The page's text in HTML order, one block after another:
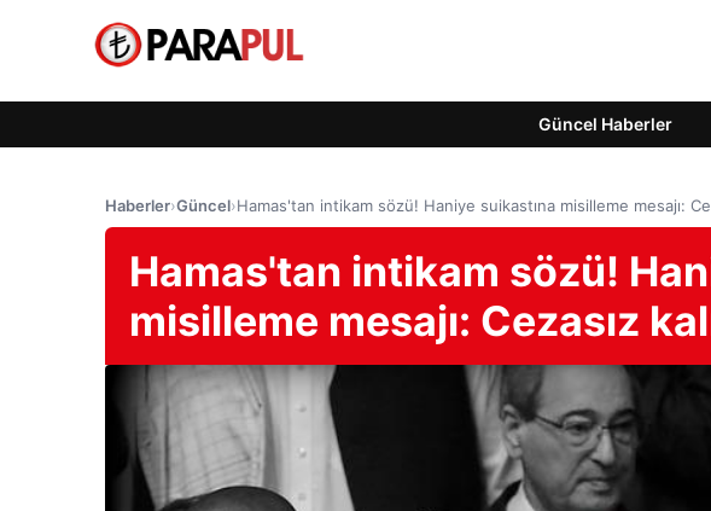
Güncel Haberler
Haberler›Güncel›Hamas'tan intikam sözü! Haniye suikastına misilleme mesajı:
Hamas'tan intikam sözü!
misilleme mesajı: Cezasız